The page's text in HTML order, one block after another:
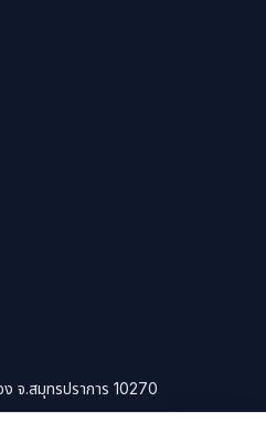
จ.สมุทรปราการ 10270